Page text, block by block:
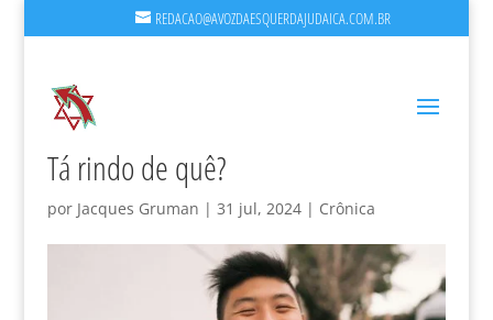
REDACAO@AVOZDAESQUERDAJUDAICA.COM.BR
Tá rindo de quê?
por Jacques Gruman | 31 jul, 2024| Crônica